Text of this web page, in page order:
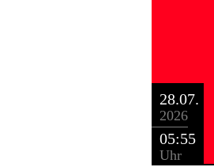
28.07.
2026
05:55
Uhr